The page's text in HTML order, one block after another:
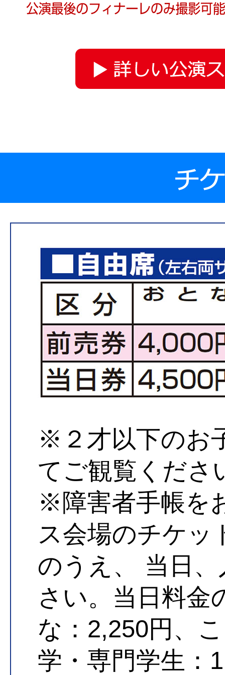
※２才以下のお
てご観覧くださ
※障害者手帳を
ス会場のチケッ
のうえ、 当日
さい。当日料金
な：2,250円、
学・専門学生：